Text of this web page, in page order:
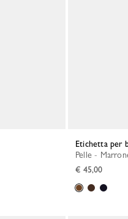
Etichetta per
Pelle -
€ 45,00